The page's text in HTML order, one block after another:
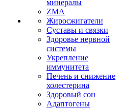
минералы
ZMA
Жиросжигатели
Суставы и связки
Здоровье нервной
системы
Укрепление
иммунитета
Печень и снижение
холестерина
Здоровый сон
Адаптогены